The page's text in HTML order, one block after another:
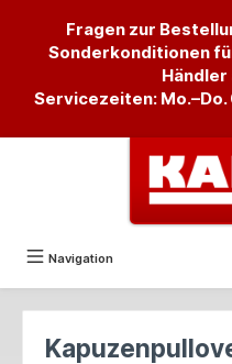
Fragen zur
Sonderkonditionen
Servicezeiten:
Navigation